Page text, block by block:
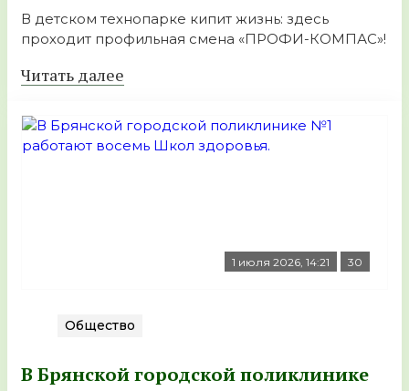
В детском технопарке кипит жизнь: здесь
проходит профильная смена «ПРОФИ-КОМПАС»!
Читать далее
1 июля 2026, 14:21 30
Общество
В Брянской городской поликлинике